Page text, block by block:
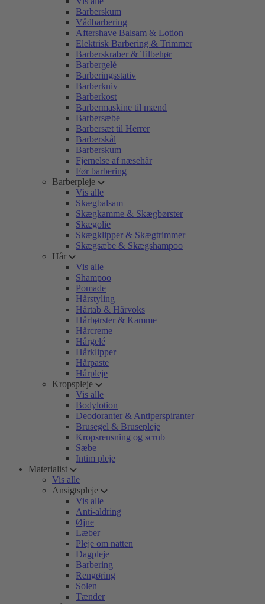
Barberskum
Vådbarbering
Aftershave Balsam & Lotion
Elektrisk Barbering & Trimmer
Barberskraber & Tilbehør
Barbergelé
Barberingsstativ
Barberkniv
Barberkost
Barbermaskine til mænd
Barbersæbe
Barbersæt til Herrer
Barberskål
Barberskum
Fjernelse af næsehår
Før barbering
Barberpleje
Vis alle
Skægbalsam
Skægkamme & Skægbørster
Skægolie
Skægklipper & Skægtrimmer
Skægsæbe & Skægshampoo
Hår
Vis alle
Shampoo
Pomade
Hårstyling
Hårtab & Hårvoks
Hårbørster & Kamme
Hårcreme
Hårgelé
Hårklipper
Hårpaste
Hårpleje
Kropspleje
Vis alle
Bodylotion
Deodoranter & Antiperspiranter
Brusegel & Brusepleje
Kropsrensning og scrub
Sæbe
Intim pleje
Materialist
Vis alle
Ansigtspleje
Vis alle
Anti-aldring
Øjne
Læber
Pleje om natten
Dagpleje
Barbering
Rengøring
Solen
Tænder